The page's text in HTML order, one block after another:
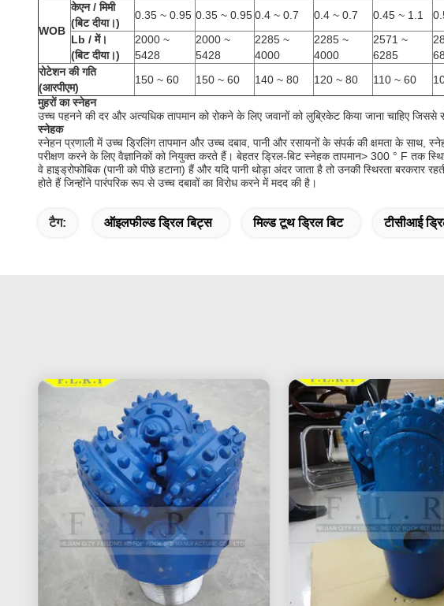
WOB
केएन / मिमी
(बिट दीया।)
0.35 ~ 0.95 0.35 ~ 0.950.4 ~ 0.7 0.4 ~ 0.7 0.45 ~ 1.1
Lb / में।
(बिट दीया।)
2000 ~
5428
2000 ~
5428
2285 ~
4000
2285 ~
4000
2571 ~
6285
रोटेशन की गति
(आरपीएम)
150 ~ 60 150 ~ 60 140 ~ 80 120 ~ 80 110 ~ 60
मुहरों का स्नेहन
उच्च पहनने की दर और अत्यधिक तापमान को रोकने के लिए जवानों को लुब्रिकेट किया जाना चाहिए
स्नेहक
स्नेहन प्रणाली में उच्च ड्रिलिंग तापमान और उच्च दबाव, पानी और रसायनों के संपर्क की क्षमता के
परीक्षण करने के लिए वैज्ञानिकों को नियुक्त करते हैं। बेहतर ड्रिल-बिट स्नेहक तापमान> 300 ° F तक
वे हाइड्रोफोबिक (पानी को पीछे हटाना) हैं और यदि पानी थोड़ा अंदर जाता है तो उनकी स्थिरता बरकरार
होते हैं जिन्होंने पारंपरिक रूप से उच्च दबावों का विरोध करने में मदद की है।
टैग: ऑइलफील्ड ड्रिल बिट्स मिल्ड टूथ ड्रिल बिट टीसीआई